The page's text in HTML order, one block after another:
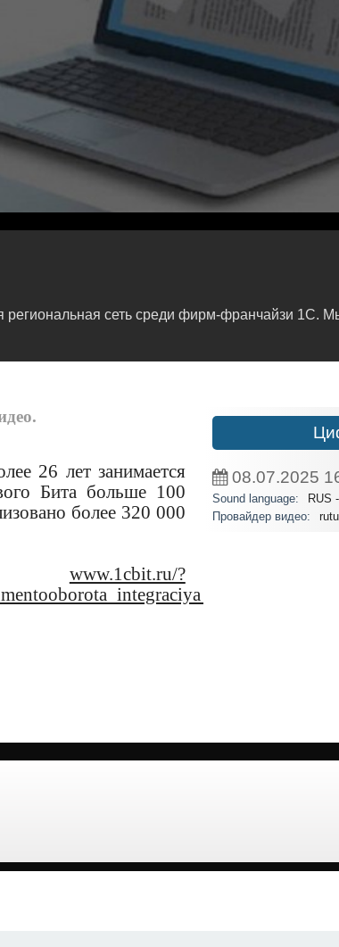
сеть среди фирм-франчайзи 1С.
26 лет занимается
Бита больше 100
более 320 000
www.1cbit.ru/?
08.07.2025
Sound language:
RUS
Провайдер видео: